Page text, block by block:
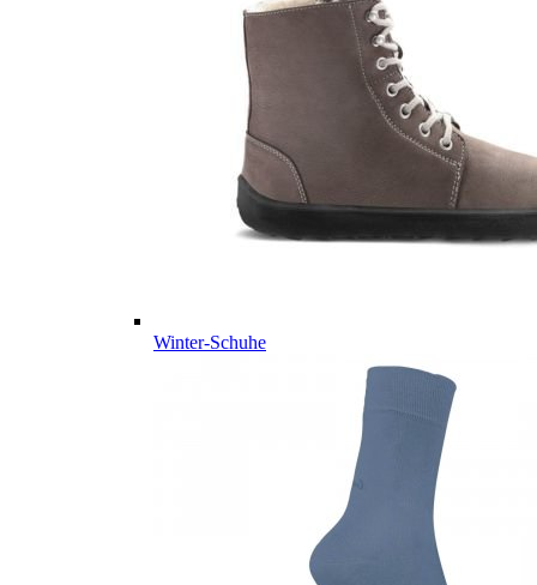
Winter-Schuhe